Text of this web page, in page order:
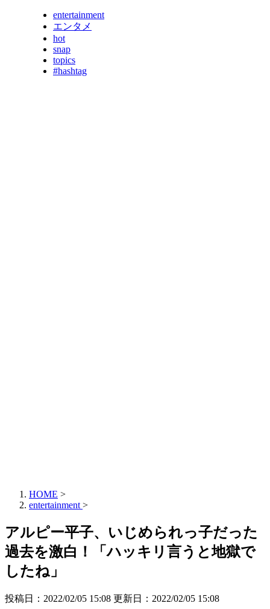
entertainment
エンタメ
hot
snap
topics
#hashtag
HOME >
entertainment >
アルピー平子、いじめられっ子だった
過去を激白！「ハッキリ言うと地獄で
したね」
投稿日：2022/02/05 15:08 更新日： 2022/02/05 15:08